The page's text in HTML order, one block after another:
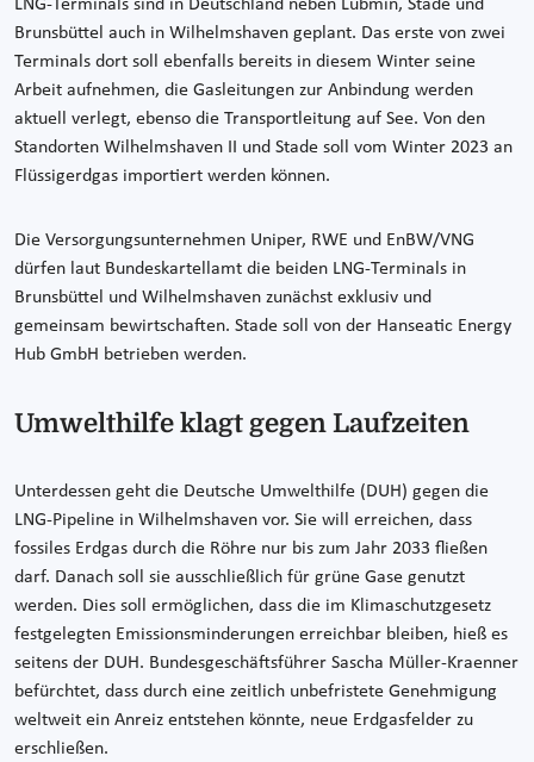
LNG-Terminals sind in Deutschland neben Lubmin, Stade und
Brunsbüttel auch in Wilhelmshaven geplant. Das erste von zwei
Terminals dort soll ebenfalls bereits in diesem Winter seine
Arbeit aufnehmen, die Gasleitungen zur Anbindung werden
aktuell verlegt, ebenso die Transportleitung auf See. Von den
Standorten Wilhelmshaven II und Stade soll vom Winter 2023 an
Flüssigerdgas importiert werden können.
Die Versorgungsunternehmen Uniper, RWE und EnBW/VNG
dürfen laut Bundeskartellamt die beiden LNG-Terminals in
Brunsbüttel und Wilhelmshaven zunächst exklusiv und
gemeinsam bewirtschaften. Stade soll von der Hanseatic Energy
Hub GmbH betrieben werden.
Umwelthilfe klagt gegen Laufzeiten
Unterdessen geht die Deutsche Umwelthilfe (DUH) gegen die
LNG-Pipeline in Wilhelmshaven vor. Sie will erreichen, dass
fossiles Erdgas durch die Röhre nur bis zum Jahr 2033 fließen
darf. Danach soll sie ausschließlich für grüne Gase genutzt
werden. Dies soll ermöglichen, dass die im Klimaschutzgesetz
festgelegten Emissionsminderungen erreichbar bleiben, hieß es
seitens der DUH. Bundesgeschäftsführer Sascha Müller-Kraenner
befürchtet, dass durch eine zeitlich unbefristete Genehmigung
weltweit ein Anreiz entstehen könnte, neue Erdgasfelder zu
erschließen.